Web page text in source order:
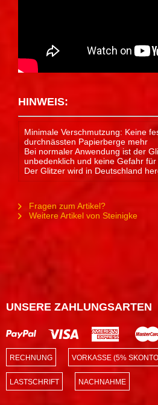
HINWEIS:
Minimale Verschmutzung: Keine
durchnässten Papierberge mehr
Bei normaler Anwendung ist der
unbedenklich und keine Gefahr für
Der Glitzer wird in Deutschland
Fragen zum Artikel?
Weitere Artikel von Steinigke
UNSERE ZAHLUNGSARTEN
RECHNUNG VORKASSE (5%
LASTSCHRIFT NACHNAHME